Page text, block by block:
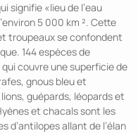
signifie «lieu de l’eau
5 000 km ². Cette
troupeaux se confondent
144 espèces de
couvre une superficie de
gnous bleu et
guépards, léopards et
et chacals sont les
d’antilopes allant de l’élan